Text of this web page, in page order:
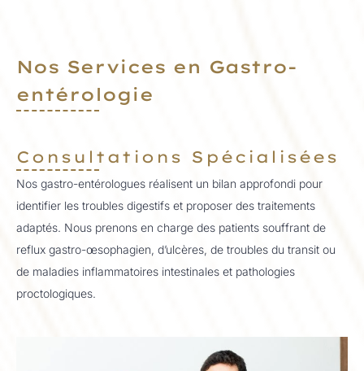
Nos Services en Gastro-
entérologie
Consultations Spécialisées
Nos gastro-entérologues réalisent un bilan approfondi pour
identifier les troubles digestifs et proposer des traitements
adaptés. Nous prenons en charge des patients souffrant de
reflux gastro-œsophagien, d’ulcères, de troubles du transit ou
de maladies inflammatoires intestinales et pathologies
proctologiques.